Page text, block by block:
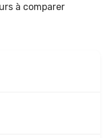
à comparer